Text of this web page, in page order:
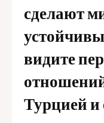
сделают
видите
Турцией и